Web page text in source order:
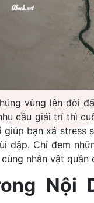
vùng lên đòi
cầu giải trí thì
bạn xả stress
dập. Chỉ đem
nhân vật
Nội